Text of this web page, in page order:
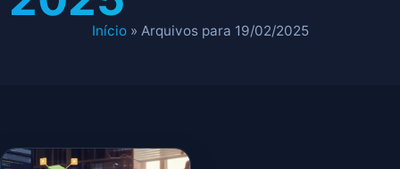
Início» Arquivos para 19/02/2025